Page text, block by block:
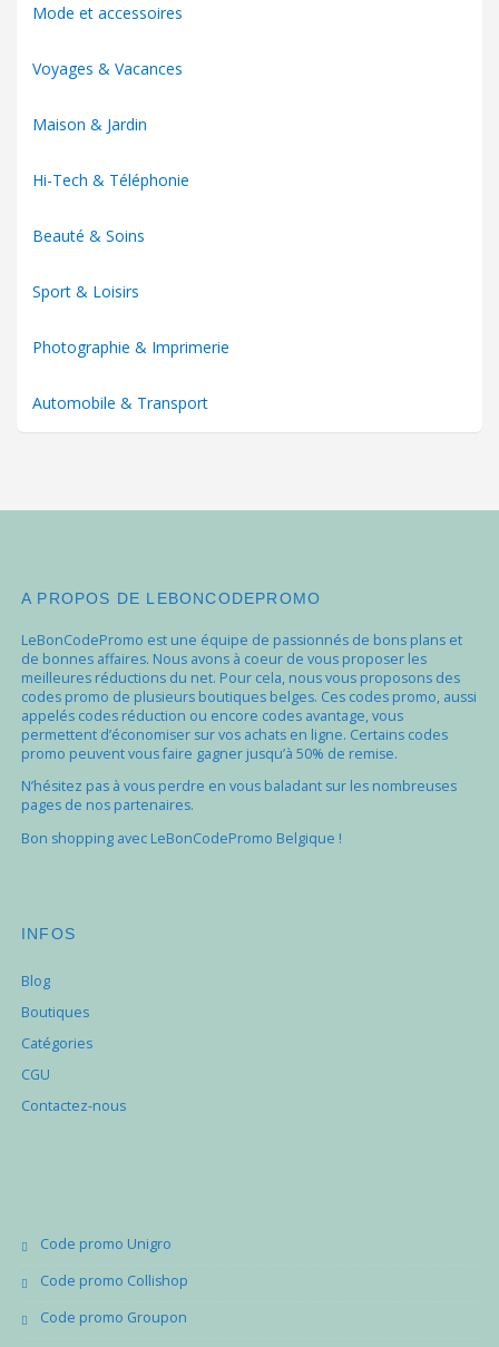
Mode et accessoires
Voyages & Vacances
Maison & Jardin
Hi-Tech & Téléphonie
Beauté & Soins
Sport & Loisirs
Photographie & Imprimerie
Automobile & Transport
A PROPOS DE LEBONCODEPROMO
LeBonCodePromo est une équipe de passionnés de bons plans et
de bonnes affaires. Nous avons à coeur de vous proposer les
meilleures réductions du net. Pour cela, nous vous proposons des
codes promo de plusieurs boutiques belges. Ces codes promo, aussi
appelés codes réduction ou encore codes avantage, vous
permettent d’économiser sur vos achats en ligne. Certains codes
promo peuvent vous faire gagner jusqu’à 50% de remise.
N’hésitez pas à vous perdre en vous baladant sur les nombreuses
pages de nos partenaires.
Bon shopping avec LeBonCodePromo Belgique !
INFOS
Blog
Boutiques
Catégories
CGU
Contactez-nous
Code promo Unigro
Code promo Collishop
Code promo Groupon